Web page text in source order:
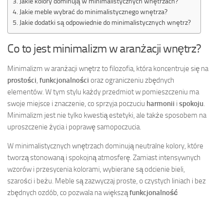
Jakie meble wybrać do minimalistycznego wnętrza?
Jakie dodatki są odpowiednie do minimalistycznych wnętrz?
Co to jest minimalizm w aranżacji wnętrz?
Minimalizm w aranżacji wnętrz to filozofia, która koncentruje się na
prostości, funkcjonalności oraz ograniczeniu zbędnych
elementów. W tym stylu każdy przedmiot w pomieszczeniu ma
swoje miejsce i znaczenie, co sprzyja poczuciu harmonii i spokoju.
Minimalizm jest nie tylko kwestią estetyki, ale także sposobem na
uproszczenie życia i poprawę samopoczucia.
W minimalistycznych wnętrzach dominują neutralne kolory, które
tworzą stonowaną i spokojną atmosferę. Zamiast intensywnych
wzorów i przesycenia kolorami, wybierane są odcienie bieli,
szarości i beżu. Meble są zazwyczaj proste, o czystych liniach i bez
zbędnych ozdób, co pozwala na większąfunkcjonalność